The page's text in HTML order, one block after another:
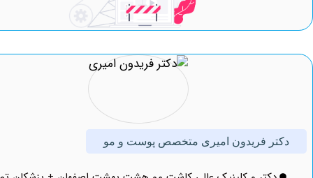
فریدون امیری متخصص پوست و مو